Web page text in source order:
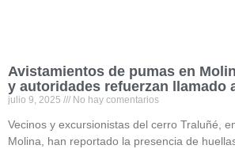
Avistamientos de pumas en
y autoridades refuerzan llamado
julio 9, 2025 No hay comentarios
Vecinos y excursionistas del cerro Traluñé,
Molina, han reportado la presencia de